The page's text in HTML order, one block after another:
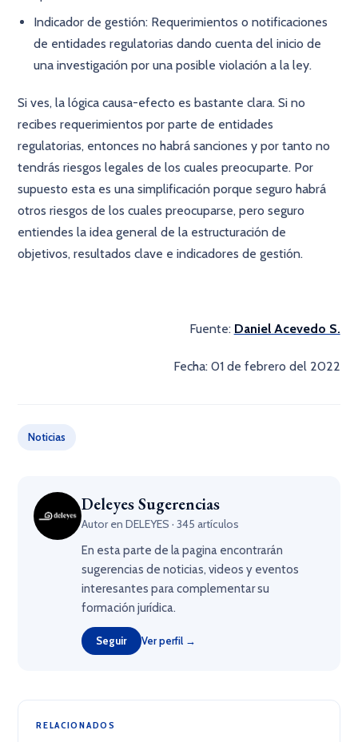
Indicador de gestión: Requerimientos o notificaciones
de entidades regulatorias dando cuenta del inicio de
una investigación por una posible violación a la ley.
Si ves, la lógica causa-efecto es bastante clara. Si no
recibes requerimientos por parte de entidades
regulatorias, entonces no habrá sanciones y por tanto no
tendrás riesgos legales de los cuales preocuparte. Por
supuesto esta es una simplificación porque seguro habrá
otros riesgos de los cuales preocuparse, pero seguro
entiendes la idea general de la estructuración de
objetivos, resultados clave e indicadores de gestión.
Fuente: Daniel Acevedo S.
Fecha: 01 de febrero del 2022
Noticias
Deleyes Sugerencias
Autor en DELEYES · 345 artículos
En esta parte de la pagina encontrarán
sugerencias de noticias, videos y eventos
interesantes para complementar su
formación jurídica.
Seguir Ver perfil →
RELACIONADOS